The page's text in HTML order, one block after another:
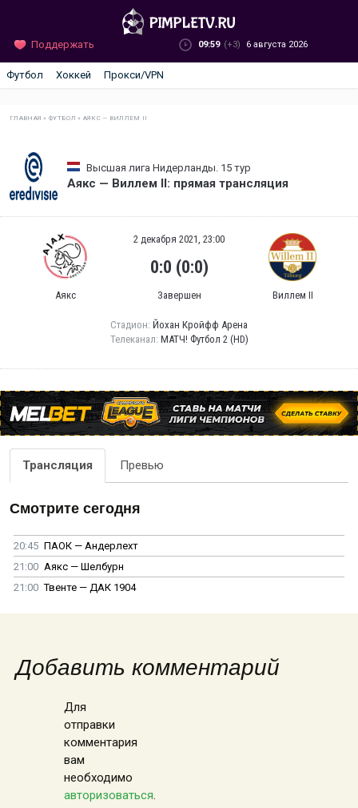
Поддержать 09:59 (+3) 6 августа 2026
Футбол Хоккей Прокси/VPN
ГЛАВНАЯ »ФУТБОЛ » АЯКС — ВИЛЛЕМ II
Высшая лига Нидерланды. 15 тур
Аякс — Виллем II: прямая трансляция
Аякс
2 декабря 2021, 23:00
0:0 (0:0)
Завершен Виллем II
Стадион: Йохан Кройфф Арена
Телеканал: МАТЧ! Футбол 2 (HD)
Трансляция Превью
Смотрите сегодня
20:45 ПАОК — Андерлехт
21:00 Аякс — Шелбурн
21:00 Твенте — ДАК 1904
Добавить комментарий
Для
отправки
комментария
вам
необходимо
авторизоваться.